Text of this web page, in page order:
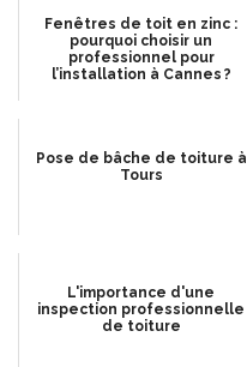
Fenêtres de toit en zinc :
pourquoi choisir un
professionnel pour
l’installation à Cannes ?
Pose de bâche de toiture à
Tours
L'importance d'une
inspection professionnelle
de toiture